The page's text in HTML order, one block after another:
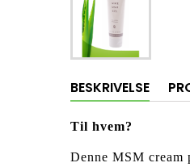
BESKRIVELSE
Til hvem?
Denne MSM